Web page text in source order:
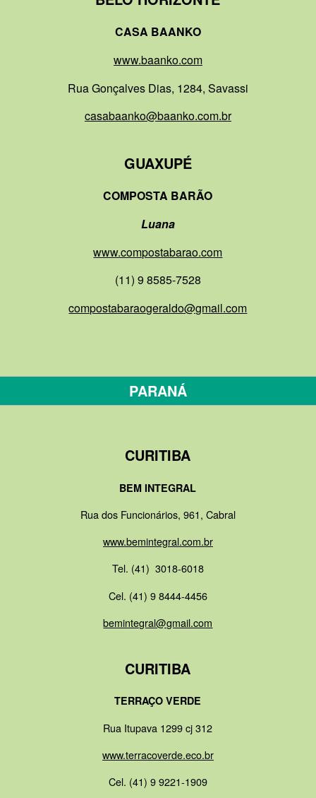
CASA BAANKO
www.baanko.com
Rua Gonçalves Dias, 1284, Savassi
casabaanko@baanko.com.br
GUAXUPÉ
COMPOSTA BARÃO
Luana
www.compostabarao.com
(11) 9 8585-7528
compostabaraogeraldo@gmail.com
PARANÁ
CURITIBA
BEM INTEGRAL
Rua dos Funcionários, 961, Cabral
www.bemintegral.com.br
Tel. (41) 3018-6018
Cel. (41) 9 8444-4456
bemintegral@gmail.com
CURITIBA
TERRAÇO VERDE
Rua Itupava 1299 cj 312
www.terracoverde.eco.br
Cel. (41) 9 9221-1909